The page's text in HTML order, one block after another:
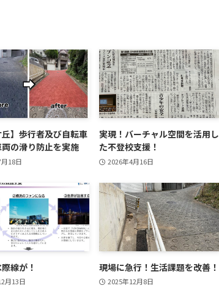
丘】歩行者及び自転車
の滑り防止を実施
18日
実現！バーチャル空間を活用し
た不登校支援！
2026年4月16日
線が！
月13日
現場に急行！生活課題を改善！
2025年12月8日